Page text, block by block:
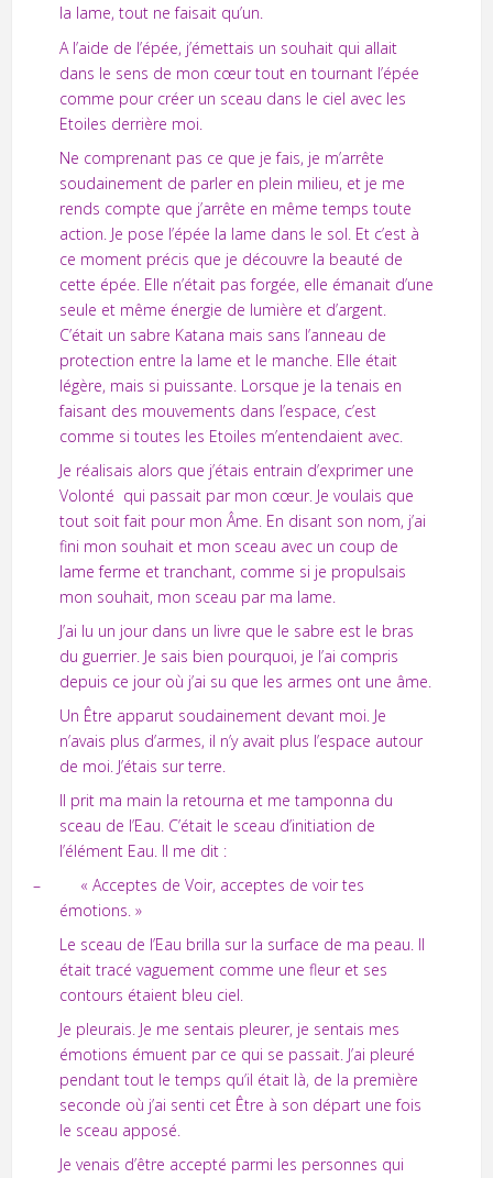
la lame, tout ne faisait qu’un.
A l’aide de l’épée, j’émettais un souhait qui allait
dans le sens de mon cœur tout en tournant l’épée
comme pour créer un sceau dans le ciel avec les
Etoiles derrière moi.
Ne comprenant pas ce que je fais, je m’arrête
soudainement de parler en plein milieu, et je me
rends compte que j’arrête en même temps toute
action. Je pose l’épée la lame dans le sol. Et c’est à
ce moment précis que je découvre la beauté de
cette épée. Elle n’était pas forgée, elle émanait d’une
seule et même énergie de lumière et d’argent.
C’était un sabre Katana mais sans l’anneau de
protection entre la lame et le manche. Elle était
légère, mais si puissante. Lorsque je la tenais en
faisant des mouvements dans l’espace, c’est
comme si toutes les Etoiles m’entendaient avec.
Je réalisais alors que j’étais entrain d’exprimer une
Volonté qui passait par mon cœur. Je voulais que
tout soit fait pour mon Âme. En disant son nom, j’ai
fini mon souhait et mon sceau avec un coup de
lame ferme et tranchant, comme si je propulsais
mon souhait, mon sceau par ma lame.
J’ai lu un jour dans un livre que le sabre est le bras
du guerrier. Je sais bien pourquoi, je l’ai compris
depuis ce jour où j’ai su que les armes ont une âme.
Un Être apparut soudainement devant moi. Je
n’avais plus d’armes, il n’y avait plus l’espace autour
de moi. J’étais sur terre.
Il prit ma main la retourna et me tamponna du
sceau de l’Eau. C’était le sceau d’initiation de
l’élément Eau. Il me dit :
– « Acceptes de Voir, acceptes de voir tes
émotions. »
Le sceau de l’Eau brilla sur la surface de ma peau. Il
était tracé vaguement comme une fleur et ses
contours étaient bleu ciel.
Je pleurais. Je me sentais pleurer, je sentais mes
émotions émuent par ce qui se passait. J’ai pleuré
pendant tout le temps qu’il était là, de la première
seconde où j’ai senti cet Être à son départ une fois
le sceau apposé.
Je venais d’être accepté parmi les personnes qui